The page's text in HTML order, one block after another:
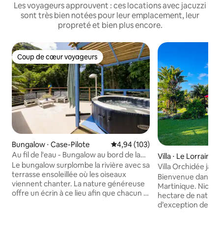
Les voyageurs approuvent : ces locations avec jacuzzi
sont très bien notées pour leur emplacement, leur
propreté et bien plus encore.
Coup de cœur voyageurs
Coup de cœur voyageurs
Bungalow ⋅ Case-Pilote Évaluation moyenne sur la
4,94 (103)
Au fil de l'eau - Bungalow au bord de la
rivière
Le bungalow surplombe la rivière avec sa
terrasse ensoleillée où les oiseaux
viennent chanter. La nature généreuse
offre un écrin à ce lieu afin que chacun y
Villa ⋅ Le Lorrain
Villa Orchidée
14 pers
Bienvenue dans
Martinique. Nichée au cœur d’un
hectare de
d’exception de